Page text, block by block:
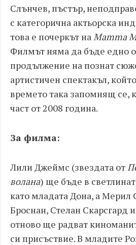
Слънчев, пъстър,
с категорична актьорска
това е почеркът наMamma
Филмът няма да бъде едно
продължение на познат
артистичен спектакъл,
времето така запомнящ се,
част от 2008 година.
За филма:
Лили Джеймс (звездата от
волана) ще бъде в
като младата Дона, а Мерил
Броснан, Стелан Скарсгард
отново ще радват
си присъствие. В младите